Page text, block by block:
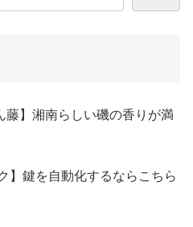
藤】湘南らしい磯の香りが満
】鍵を自動化するならこちら